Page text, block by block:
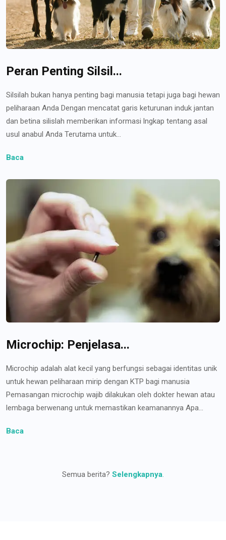
Peran Penting Silsil...
Silsilah bukan hanya penting bagi manusia tetapi juga bagi hewan
peliharaan Anda Dengan mencatat garis keturunan induk jantan
dan betina silislah memberikan informasi lngkap tentang asal
usul anabul Anda Terutama untuk...
Baca
Microchip: Penjelasa...
Microchip adalah alat kecil yang berfungsi sebagai identitas unik
untuk hewan peliharaan mirip dengan KTP bagi manusia
Pemasangan microchip wajib dilakukan oleh dokter hewan atau
lembaga berwenang untuk memastikan keamanannya Apa...
Baca
Semua berita? Selengkapnya